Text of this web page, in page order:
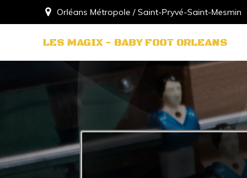
au
Orléans Métropole / Saint-Pryvé-Saint-Mesmin
LES MAGIX - BABY FOOT ORLEANS